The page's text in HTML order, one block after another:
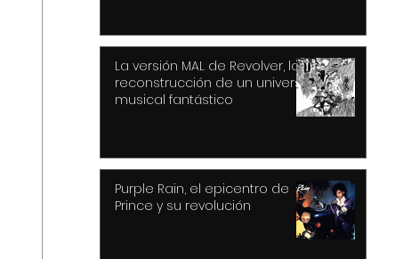
La versión MAL de Revolver, la
reconstrucción de un universo
musical fantástico
Purple Rain, el epicentro de
Prince y su revolución